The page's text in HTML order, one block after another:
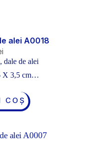
alei A0018
dale de alei
X 3,5 cm…
COȘ